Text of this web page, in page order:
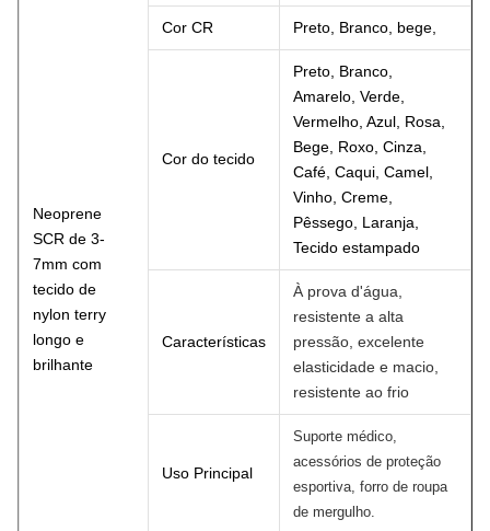
Neoprene
SCR de 3-
7mm com
tecido de
nylon terry
longo e
brilhante
Cor CR Preto, Branco, bege,
Cor do tecido
Preto, Branco,
Amarelo, Verde,
Vermelho, Azul, Rosa,
Bege, Roxo, Cinza,
Café, Caqui, Camel,
Vinho, Creme,
Pêssego, Laranja,
Tecido estampado
Características
À prova d'água,
resistente a alta
pressão, excelente
elasticidade e macio,
resistente ao frio
Uso Principal
Suporte médico,
acessórios de proteção
esportiva, forro de roupa
de mergulho.